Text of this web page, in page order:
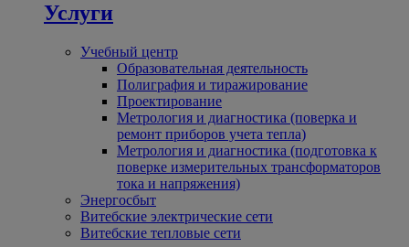
Услуги
Учебный центр
Образовательная деятельность
Полиграфия и тиражирование
Проектирование
Метрология и диагностика (поверка и
ремонт приборов учета тепла)
Метрология и диагностика (подготовка к
поверке измерительных трансформаторов
тока и напряжения)
Энергосбыт
Витебские электрические сети
Витебские тепловые сети